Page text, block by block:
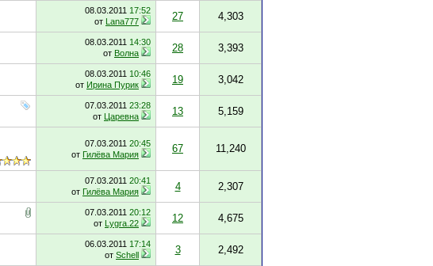
08.03.2011 17:52
от Lana777 27 4,303
08.03.2011 14:30
от Волна 28 3,393
08.03.2011 10:46
от Ирина Пурик 19 3,042
07.03.2011 23:28
от Царевна 13 5,159
07.03.2011 20:45
от Гилёва Мария 67 11,240
07.03.2011 20:41
от Гилёва Мария 4 2,307
07.03.2011 20:12
от Lygra.22 12 4,675
06.03.2011 17:14
от Schell 3 2,492